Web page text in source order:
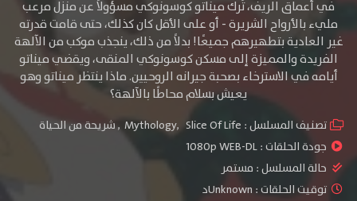
في أعماق الريف، تُرك ميناتو كوسونوكي مسؤولاً عن منزل مرعب
مليء بالأرواح الشريرة - أو على الأقل كان كذلك، حتى قامت قدرته
غير العادية بتطهيرهم جميعًا! بدلاً من ذلك، ينجذب موكب من الآلهة
الفريدة والمميزة إلى مسكن كوسونوكي المنقى، ويقضي ميناتو
أيامه في الاسترخاء بصحبة جيرانه الروحيين. ماذا ينتظر ميناتو وهو
يعيش بسلام محاطًا بالآلهة؟
تصنيف المسلسل : Mythology, Slice Of Life
,شريحة من الحياة
جودة الحلقات :1080p WEB-DL
حالة المسلسل : مستمر
توقيت الحلقات : Unknownد